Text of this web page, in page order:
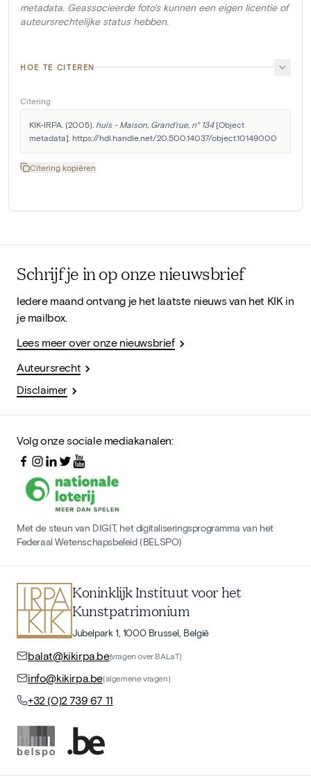
metadata. Geassocieerde foto's kunnen een eigen licentie of
auteursrechtelijke status hebben.
HOE TE CITEREN
Citering
KIK-IRPA. (2005). huis - Maison, Grand'rue, n° 134 [Object
metadata]. https://hdl.handle.net/20.500.14037/object.10149000
Citering kopiëren
Schrijf je in op onze nieuwsbrief
Iedere maand ontvang je het laatste nieuws van het KIK in
je mailbox.
Lees meer over onze nieuwsbrief
Auteursrecht
Disclaimer
Volg onze sociale mediakanalen:
Met de steun van DIGIT, het digitaliseringsprogramma van het
Federaal Wetenschapsbeleid (BELSPO)
Koninklijk Instituut voor het
Kunstpatrimonium
Jubelpark 1, 1000 Brussel, België
balat@kikirpa.be(vragen over BALaT)
info@kikirpa.be(algemene vragen)
+32 (0)2 739 67 11